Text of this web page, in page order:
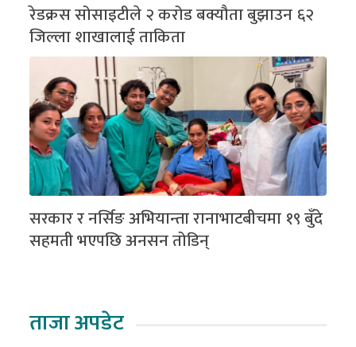
रेडक्रस सोसाइटीले २ करोड बक्यौता बुझाउन ६२
जिल्ला शाखालाई ताकिता
सरकार र नर्सिङ अभियान्ता रानाभाटबीचमा १९ बुँदे
सहमती भएपछि अनसन तोडिन्
ताजा अपडेट